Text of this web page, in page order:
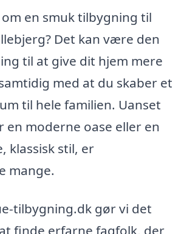
en smuk tilbygning til
Det kan være den
til at give dit hjem mere
med at du skaber et
til hele familien. Uanset
en moderne oase eller en
klassisk stil, er
mange.
tilbygning.dk gør vi det